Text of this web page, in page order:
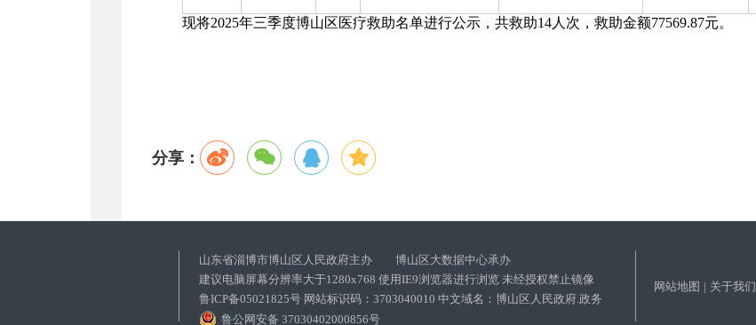
现将2025年三季度博山区医疗救助名单进行公示，共救助14人次，救助金额77569.87元。
分享：
山东省淄博市博山区人民政府主办 博山区大数据中心承办
建议电脑屏幕分辨率大于1280x768 使用IE9浏览器进行浏览 未经授权禁止镜像
鲁ICP备05021825号 网站标识码：3703040010 中文域名：博山区人民政府.政务
鲁公网安备 37030402000856号
网站地图 | 关于我们